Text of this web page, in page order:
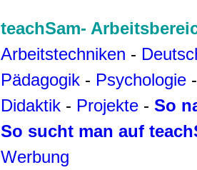
teachSam-
Arbeitstechniken -
Pädagogik - Psychologie
Didaktik - Projekte - So
So sucht man auf
Werbung